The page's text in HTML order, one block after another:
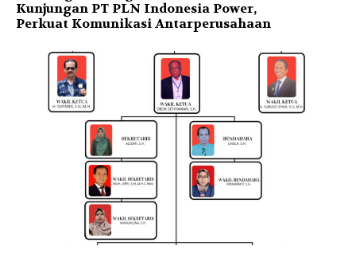
Kunjungan PT PLN Indonesia Power,
Perkuat Komunikasi Antarperusahaan